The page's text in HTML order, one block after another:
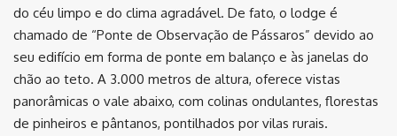
do céu limpo e do clima agradável. De fato, o lodge é
chamado de “Ponte de Observação de Pássaros” devido ao
seu edifício em forma de ponte em balanço e às janelas do
chão ao teto. A 3.000 metros de altura, oferece vistas
panorâmicas o vale abaixo, com colinas ondulantes, florestas
de pinheiros e pântanos, pontilhados por vilas rurais.